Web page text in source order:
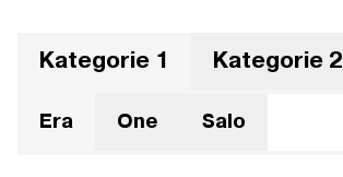
Kategorie 1 Kategorie 2
Era One Salo